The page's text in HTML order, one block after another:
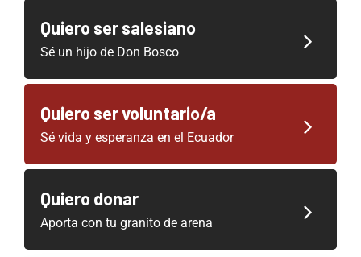
Quiero ser salesiano
Sé un hijo de Don Bosco
Quiero ser voluntario/a
Sé vida y esperanza en el Ecuador
Quiero donar
Aporta con tu granito de arena